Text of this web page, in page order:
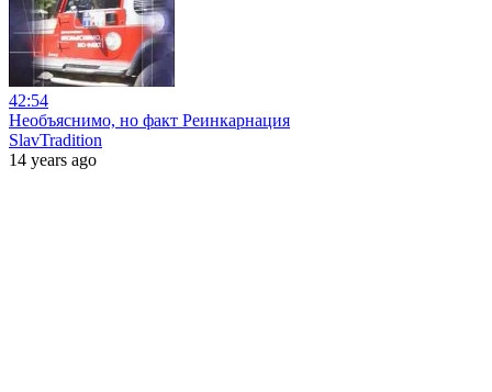
42:54
Необъяснимо, но факт Реинкарнация
SlavTradition
14 years ago